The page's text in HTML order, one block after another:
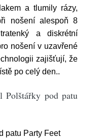
a tlumily rázy,
nošení alespoň 8
a diskrétní
nošení v uzavřené
zajišťují, že
po celý den..
Polštářky pod patu
patu Party Feet